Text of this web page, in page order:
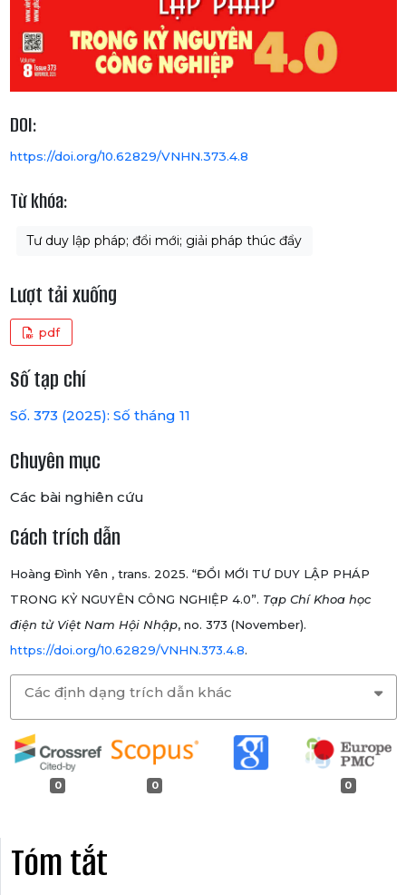
DOI:
https://doi.org/10.62829/VNHN.373.4.8
Từ khóa:
Tư duy lập pháp; đổi mới; giải pháp thúc đẩy
Lượt tải xuống
pdf
Số tạp chí
Số. 373 (2025): Số tháng 11
Chuyên mục
Các bài nghiên cứu
Cách trích dẫn
Hoàng Đình Yên , trans. 2025. “ĐỔI MỚI TƯ DUY LẬP PHÁP
TRONG KỶ NGUYÊN CÔNG NGHIỆP 4.0”. Tạp Chí Khoa học
điện tử Việt Nam Hội Nhập, no. 373 (November).
https://doi.org/10.62829/VNHN.373.4.8.
Các định dạng trích dẫn khác
0 0 0
Tóm tắt